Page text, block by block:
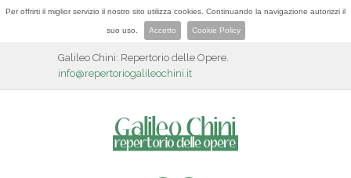
Per offrirti il miglior servizio il nostro sito utilizza cookies. Continuando la navigazione autorizzi il
suo uso. Accetto Cookie Policy
Galileo Chini: Repertorio delle Opere.
info@repertoriogalileochini.it